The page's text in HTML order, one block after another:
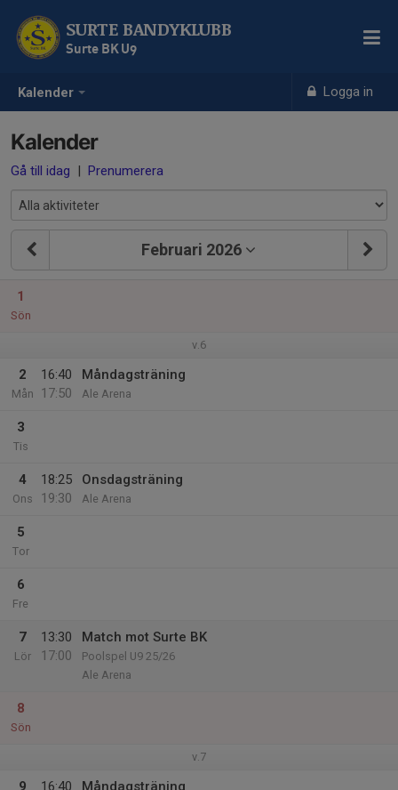
Kalender Logga in
SURTE BANDYKLUBB
Surte BK U9
Kalender
Gå till idag | Prenumerera
Februari 2026
1
Sön
v.6
2
Mån
16:40
17:50
Måndagsträning
Ale Arena
3
Tis
4
Ons
18:25
19:30
Onsdagsträning
Ale Arena
5
Tor
6
Fre
7
Lör
13:30
17:00
Match mot Surte BK
Poolspel U9 25/26
Ale Arena
8
Sön
v.7
9
16:40
Måndagsträning